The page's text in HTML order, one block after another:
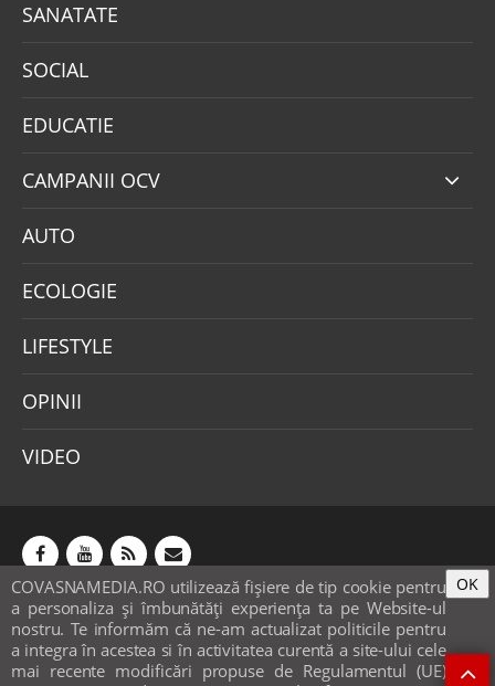
SANATATE
SOCIAL
EDUCATIE
CAMPANII OCV
AUTO
ECOLOGIE
LIFESTYLE
OPINII
VIDEO
COVASNAMEDIA.RO utilizează fişiere de tip cookie pentru
a personaliza și îmbunătăți experiența ta pe Website-ul
nostru. Te informăm că ne-am actualizat politicile pentru
a integra în acestea si în activitatea curentă a site-ului cele
mai recente modificări propuse de Regulamentul (UE)
OK
Abonamente Publicitate
Mica publicitate
Contact
Sondaje
POLITICA COOKIE-URI & GDPR
© covasnamedia.ro. Website bysofthost.